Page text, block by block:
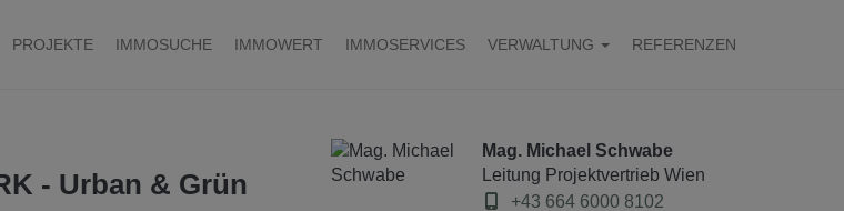
PROJEKTE IMMOSUCHE IMMOWERT IMMOSERVICES VERWALTUNG REFERENZEN
- Urban & Grün
Mag. Michael Schwabe
Leitung Projektvertrieb Wien
+43 664 6000 8102